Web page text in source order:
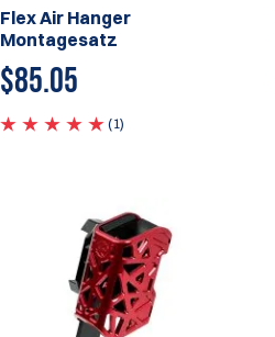
Flex Air Hanger
Montagesatz
$85.05
(1)